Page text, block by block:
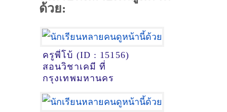
ด้วย:
ครูพี่โบ้ (ID : 15156)
สอนวิชาเคมี ที่
กรุงเทพมหานคร